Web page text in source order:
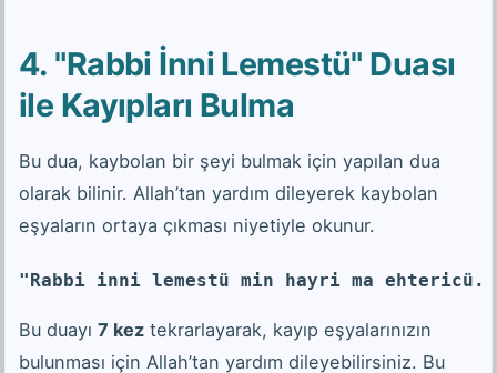
4. "Rabbi İnni Lemestü" Duası
ile Kayıpları Bulma
Bu dua, kaybolan bir şeyi bulmak için yapılan dua
olarak bilinir. Allah’tan yardım dileyerek kaybolan
eşyaların ortaya çıkması niyetiyle okunur.
"Rabbi inni lemestü min hayri ma ehtericü.
Bu duayı 7 kez tekrarlayarak, kayıp eşyalarınızın
bulunması için Allah’tan yardım dileyebilirsiniz. Bu